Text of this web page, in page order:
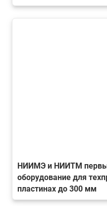
НИИМЭ и НИИТМ
оборудование для
пластинах до 300 мм